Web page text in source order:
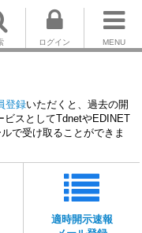
MENU
ログイン
登録いただくと、過去の開
スとしてTdnetやEDINET
で受け取ることができま
適時開示速報